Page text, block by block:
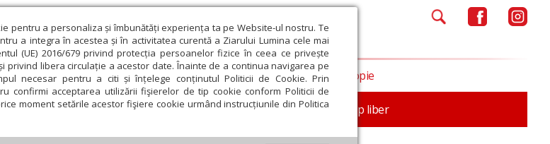
pentru a personaliza și îmbunătăți experiența ta pe Website-ul nostru. Te
a integra în acestea și în activitatea curentă a Ziarului Lumina cele mai
(UE) 2016/679 privind protecția persoanelor fizice în ceea ce privește
privind libera circulație a acestor date. Înainte de a continua navigarea pe
necesar pentru a citi și înțelege conținutul Politicii de Cookie. Prin
confirmi acceptarea utilizării fişierelor de tip cookie conform Politicii de
moment setările acestor fişiere cookie urmând instrucțiunile din Politica
Educaţie și Cultură Societate
Reportaj Psihologie Religie și știință Familie Timp liber
Opinii Filantropie